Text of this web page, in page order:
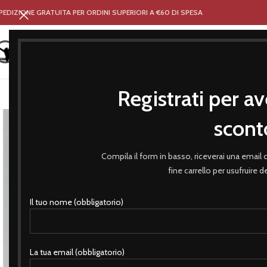
Registrati per
Compila il form in basso, riceverai una
fine carrello per usufruire
Il tuo nome (obbligatorio)
La tua email (obbligatorio)
GRATUITA PER ORDINI SUPERIORI A €60 DI SPESA
HOMENEGOZIO